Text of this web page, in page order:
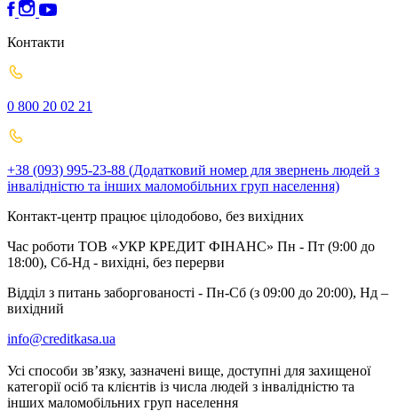
Контакти
0 800 20 02 21
+38 (093) 995-23-88 (Додатковий номер для звернень людей з
інвалідністю та інших маломобільних груп населення)
Контакт-центр працює цілодобово, без вихідних
Час роботи ТОВ «УКР КРЕДИТ ФІНАНС» Пн - Пт (9:00 до
18:00), Сб-Нд - вихідні, без перерви
Відділ з питань заборгованості - Пн-Сб (з 09:00 до 20:00), Нд –
вихідний
info@creditkasa.ua
Усі способи зв’язку, зазначені вище, доступні для захищеної
категорії осіб та клієнтів із числа людей з інвалідністю та
інших маломобільних груп населення